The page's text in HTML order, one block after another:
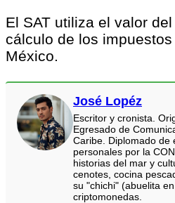
El SAT utiliza el valor
cálculo de los
México.
José Lopéz
Escritor y cronista.
Egresado de
Caribe. Diplomado de
personales por la
historias del mar y
cenotes, cocina
su "chichi" (abuelita
criptomonedas.